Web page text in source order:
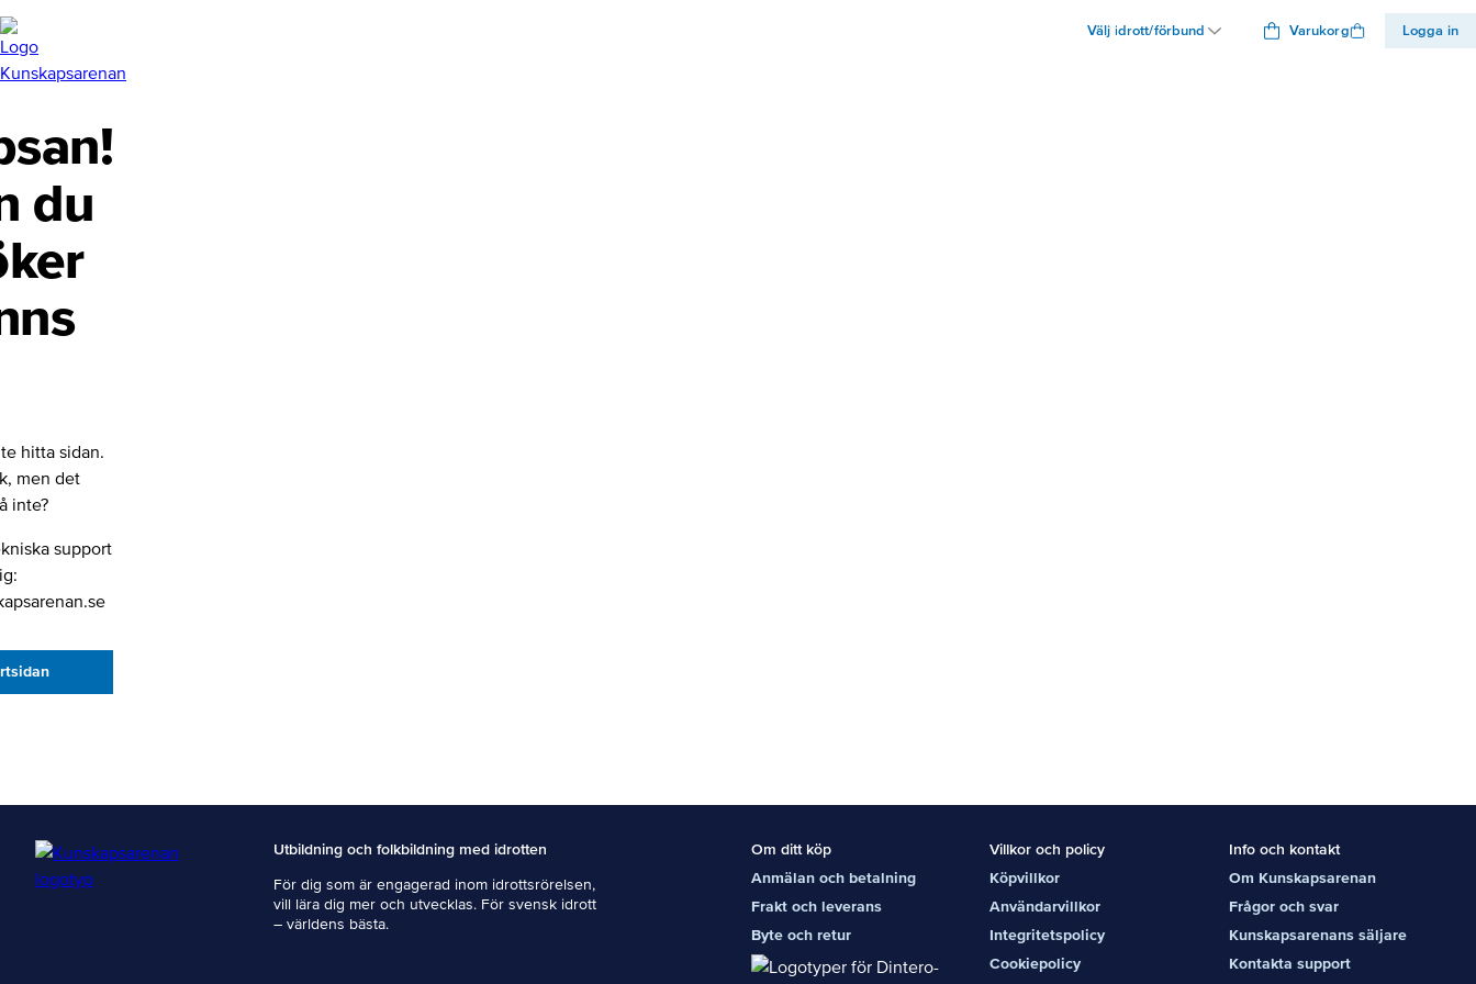
Välj idrott/förbund Varukorg Logga in
du
hitta sidan.
men det
inte?
support
Utbildning och folkbildning med idrotten
För dig som är engagerad inom idrottsrörelsen,
vill lära dig mer och utvecklas. För svensk idrott
– världens bästa.
Om ditt köp
Anmälan och betalning
Frakt och leverans
Byte och retur
Villkor och policy
Köpvillkor
Användarvillkor
Integritetspolicy
Cookiepolicy
Info och kontakt
Om Kunskapsarenan
Frågor och svar
Kunskapsarenans säljare
Kontakta support